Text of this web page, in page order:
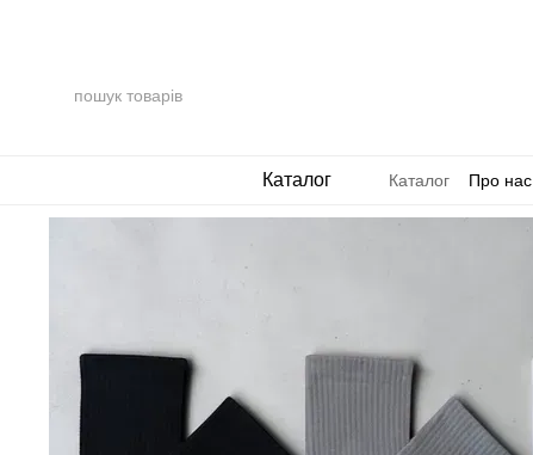
Каталог Каталог Про нас